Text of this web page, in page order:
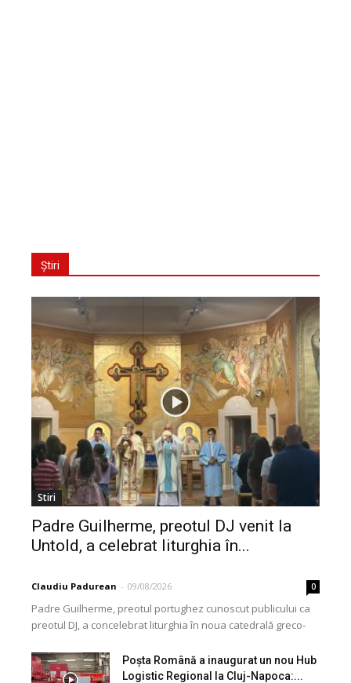
Știri
Stiri
Padre Guilherme, preotul DJ venit la
Untold, a celebrat liturghia în...
Claudiu Padurean - 09/08/2026 0
Padre Guilherme, preotul portughez cunoscut publicului ca
preotul DJ, a concelebrat liturghia în noua catedrală greco-
Credinței din...
Poșta Română a inaugurat un nou Hub
Logistic Regional la Cluj-Napoca:...